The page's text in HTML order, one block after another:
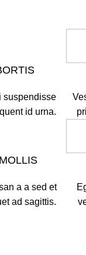
suspendisse
id urna.
a a sed et
ad sagittis.